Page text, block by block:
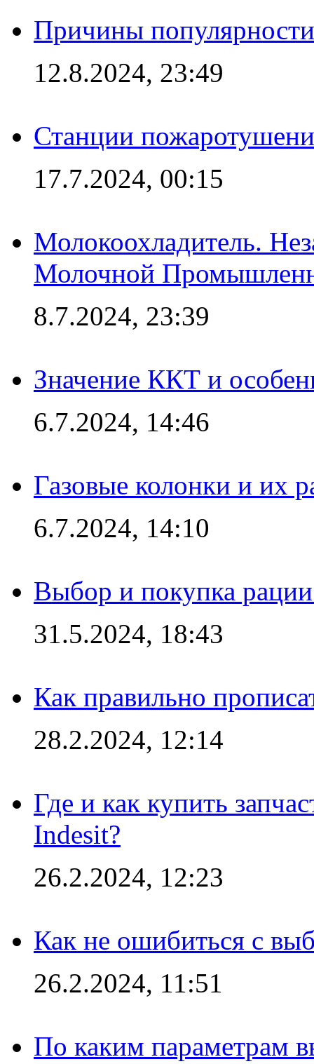
Причины
12.8.2024, 23:49
Станции
17.7.2024, 00:15
Молокоохладитель.
Молочной
8.7.2024, 23:39
Значение ККТ и
6.7.2024, 14:46
Газовые колонки и их
6.7.2024, 14:10
Выбор и покупка
31.5.2024, 18:43
Как правильно
28.2.2024, 12:14
Где и как купить
Indesit?
26.2.2024, 12:23
Как не ошибиться с
26.2.2024, 11:51
По каким параметрам